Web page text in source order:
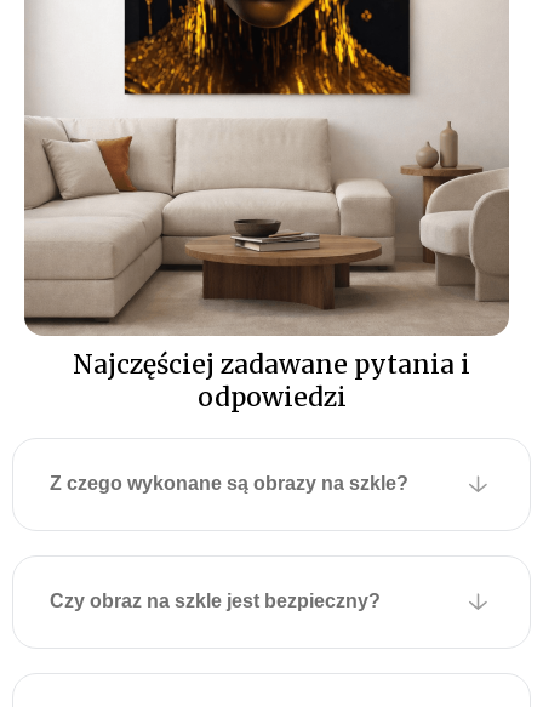
ścian, a obrazy szklane do
kuchni doskonale
komponują się nad blatem
lub w pobliżu stołu,
wprowadzając do wnętrza
elegancję i styl.
Łatwy i niezawodny
montażobrazów
szklanych
Z tyłu szklanego obrazu
fabrycznie przymocowane
są dwie metalowe płytki z
umożliwiającymi
zawieszenie na ścianie.
obrazu za pomocą
specjalnej taśmy
montażowej, która
i zapewnia solidne
mocowanie.
Najczęściej zadawane pytania i
odpowiedzi
Z czego wykonane są obrazy na szkle?
Czy obraz na szkle jest bezpieczny?